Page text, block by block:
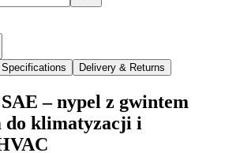
Specifications Delivery & Returns
– nypel z gwintem
do klimatyzacji i